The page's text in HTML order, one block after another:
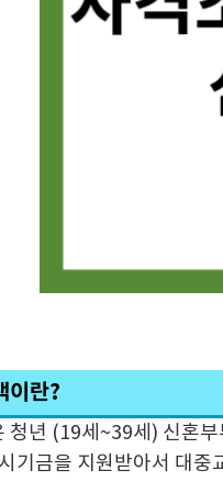
이란?
청년 (19세~39세) 신혼
기금을 지원받아서 대중